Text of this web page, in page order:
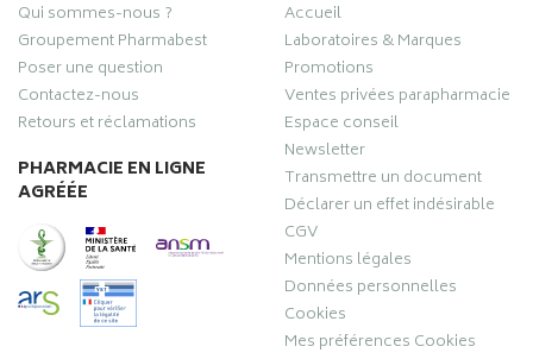
Qui sommes-nous ?
Groupement Pharmabest
Poser une question
Contactez-nous
Retours et réclamations
PHARMACIE EN LIGNE
AGRÉÉE
Accueil
Laboratoires & Marques
Promotions
Ventes privées parapharmacie
Espace conseil
Newsletter
Transmettre un document
Déclarer un effet indésirable
CGV
Mentions légales
Données personnelles
Cookies
Mes préférences Cookies